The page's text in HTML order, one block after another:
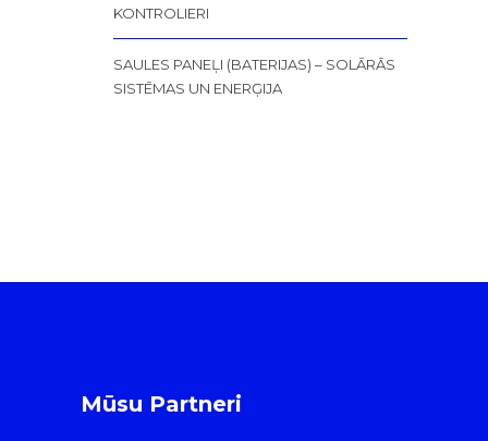
KONTROLIERI
SAULES PANEĻI (BATERIJAS) – SOLĀRĀS
SISTĒMAS UN ENERĢIJA
Mūsu Partneri